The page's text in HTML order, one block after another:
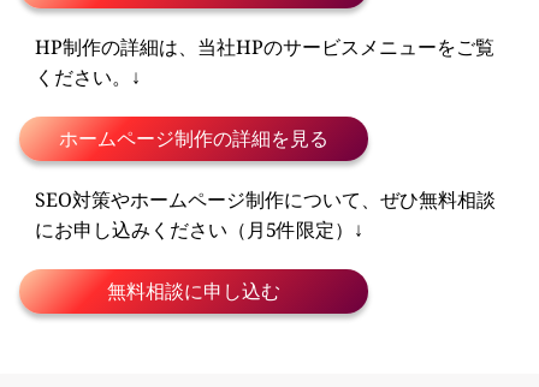
HP制作の詳細は、当社HPのサービスメニューをご覧
ください。↓
ホームページ制作の詳細を見る
SEO対策やホームページ制作について、ぜひ無料相談
にお申し込みください（月5件限定）↓
無料相談に申し込む